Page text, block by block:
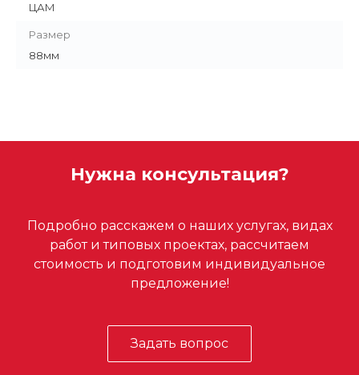
ЦАМ
Размер
88мм
Нужна консультация?
Подробно расскажем о наших услугах, видах
работ и типовых проектах, рассчитаем
стоимость и подготовим индивидуальное
предложение!
Задать вопрос